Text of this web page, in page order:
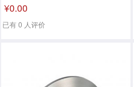
¥0.00
已有 0 人评价